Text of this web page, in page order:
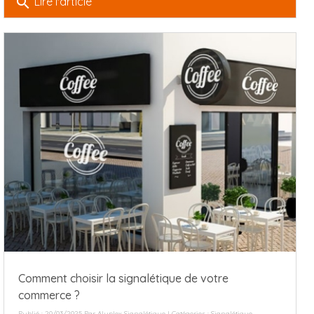
Comment choisir la signalétique de votre
commerce ?